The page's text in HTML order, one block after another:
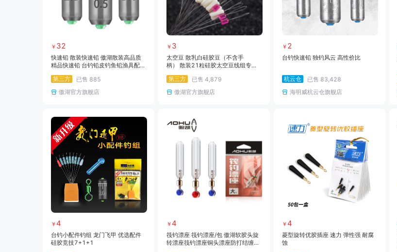
￥ 32
快速铅 散装快速铅 傲湖散装高品质
精品快速铅 台钓铅皮钓鱼铅渔具配件
第三方
已售 885
傲湖官方旗舰店
￥ 3
太空豆 散乳白硅胶豆（不含手
柄） 散装21粒硅胶太空豆线组专用
具第三方 已售 4,879
傲湖官方旗舰店
￥ 2
台钓快速铅 独钓风云 高性价比
杭云仓 已售 83,428
海明威杭云仓旗舰店
￥ 4
台钓小配件钓组 龙门飞甲 优选配件
硅胶竞技7+1+1
￥ 4
筏钓漂座 筏钓漂座/包 傲湖软胶头旋
转漂座筏钓漂座铜头漂座防打结缠绕
￥ 4
菱型旋转优胶插座 速力 弹性强 耐腐
蚀